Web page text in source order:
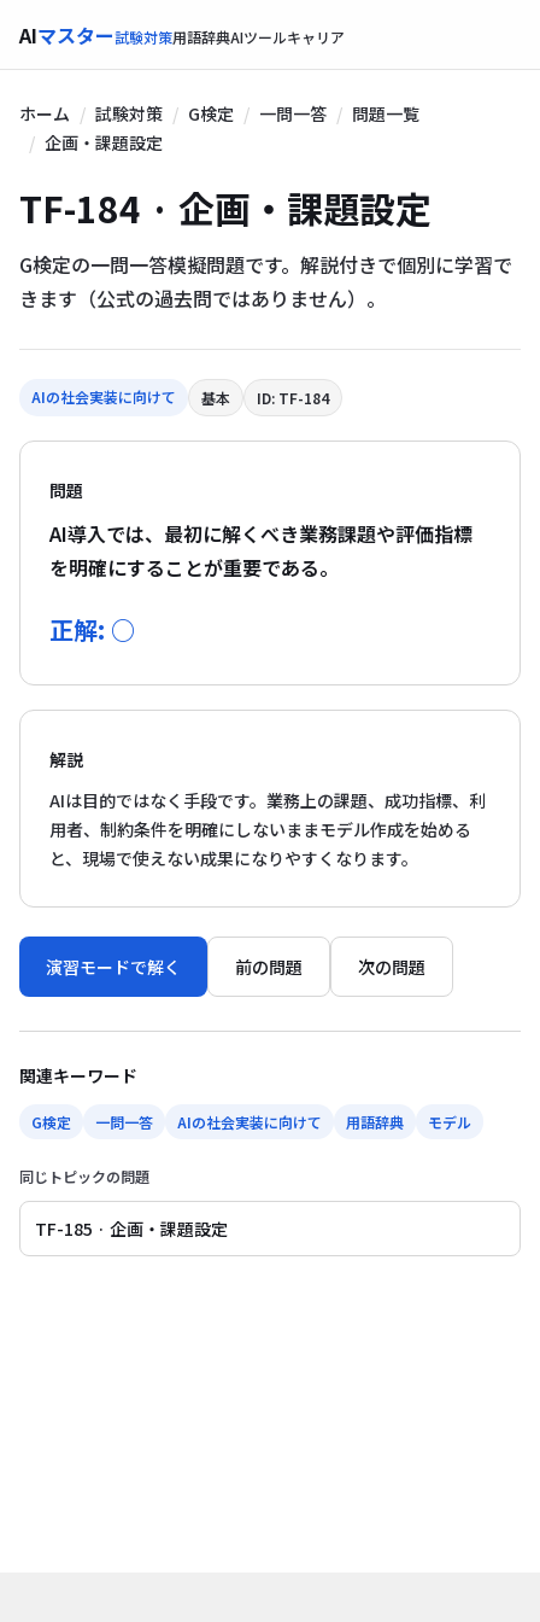
AIマスター試験対策用語辞典AIツールキャリア
ホーム 試験対策 G検定 一問一答
問題一覧
企画・課題設定
TF-184 · 企画・課題設定
G検定の一問一答模擬問題です。解説付きで個別に学習で
きます（公式の過去問ではありません）。
AIの社会実装に向けて 基本 ID: TF-184
問題
AI導入では、最初に解くべき業務課題や評価指標
を明確にすることが重要である。
正解: ○
解説
AIは目的ではなく手段です。業務上の課題、成功指標、利
用者、制約条件を明確にしないままモデル作成を始める
と、現場で使えない成果になりやすくなります。
演習モードで解く 前の問題 次の問題
関連キーワード
G検定 一問一答 AIの社会実装に向けて 用語辞典 モデル
同じトピックの問題
TF-185 · 企画・課題設定